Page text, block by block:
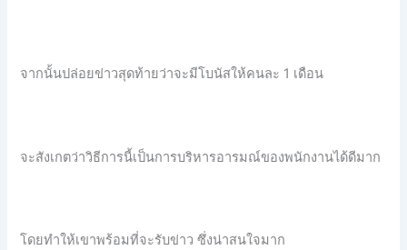
จากนั้นปล่อยข่าวสุดท้ายว่าจะมีโบนัสให้คนละ 1 เดือน
จะสังเกตว่าวิธีการนี้เป็นการบริหารอารมณ์ของพนักงานได้ดีมาก
โดยทำให้เขาพร้อมที่จะรับข่าว ซึ่งน่าสนใจมาก